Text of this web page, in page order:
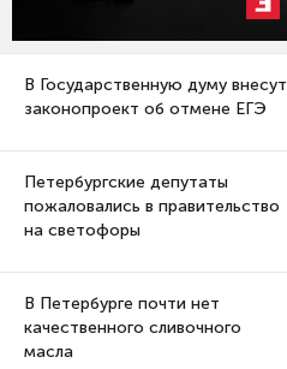
В Государственную думу внесут
законопроект об отмене ЕГЭ
Петербургские депутаты
пожаловались в правительство
на светофоры
В Петербурге почти нет
качественного сливочного
масла